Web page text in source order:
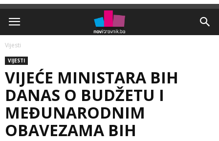
Vijesti
VIJESTI
VIJEĆE MINISTARA BIH
DANAS O BUDŽETU I
MEĐUNARODNIM
OBAVEZAMA BIH